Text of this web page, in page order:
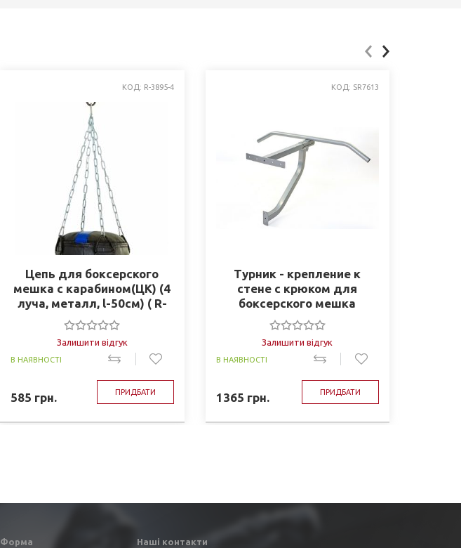
КОД: R-3895-4
Цепь для боксерского
мешка с карабином(ЦК) (4
луча, металл, l-50см) ( R-
3895-4)
Залишити відгук
В НАЯВНОСТІ
585 грн. ПРИДБАТИ
КОД: SR7613
Турник - крепление к
стене с крюком для
боксерского мешка
Залишити відгук
В НАЯВНОСТІ
1365 грн. ПРИДБАТИ
Форма Наші контакти